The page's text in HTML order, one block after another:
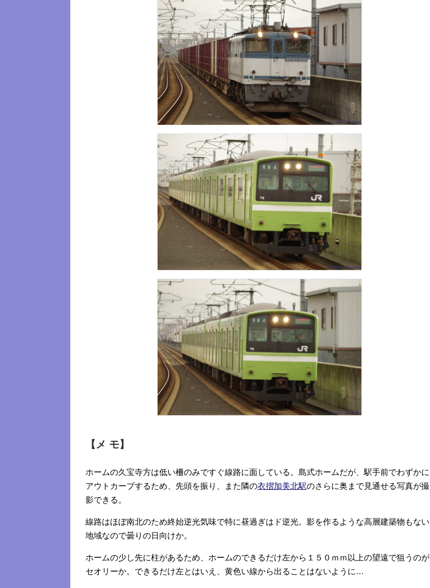
【メ モ】
ホームの久宝寺方は低い柵のみですぐ線路に面している。島式ホームだが、駅手前でわずかに
アウトカーブするため、先頭を振り、また隣の衣摺加美北駅のさらに奥まで見通せる写真が撮
影できる。
線路はほぼ南北のため終始逆光気味で特に昼過ぎはド逆光。影を作るような高層建築物もない
地域なので曇りの日向けか。
ホームの少し先に柱があるため、ホームのできるだけ左から１５０ｍｍ以上の望遠で狙うのが
セオリーか。できるだけ左とはいえ、黄色い線から出ることはないように…